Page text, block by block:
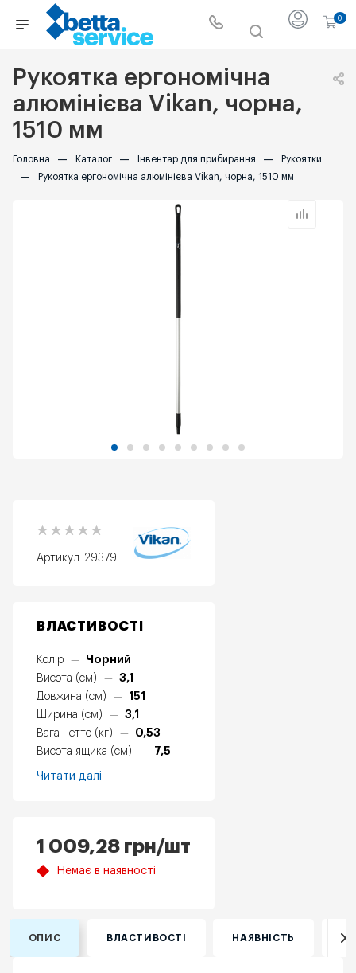
0
Рукоятка ергономічна
алюмінієва Vikan, чорна,
1510 мм
Головна — Каталог — Інвентар для прибирання — Рукоятки
— Рукоятка ергономічна алюмінієва Vikan, чорна, 1510 мм
Артикул: 29379
ВЛАСТИВОСТІ
Колір —
Чорний
Висота (см)
—
3,1
Довжина (см)
—
151
Ширина (см)
—
3,1
Вага нетто (кг)
—
0,53
Висота ящика (см)
— 7,5
Читати далі
1 009,28 грн/шт
Немає в наявності
ОПИС ВЛАСТИВОСТІ НАЯВНІСТЬ